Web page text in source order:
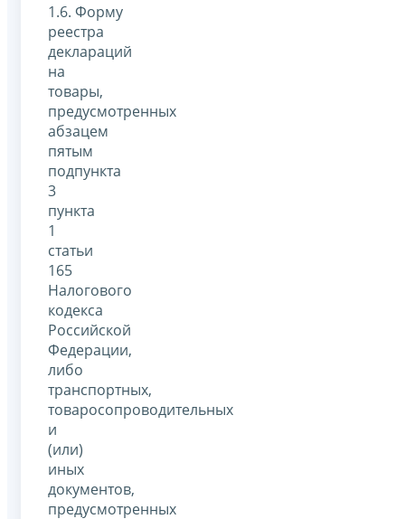
1.6. Форму
реестра
деклараций
на
товары,
предусмотренных
абзацем
пятым
подпункта
3
пункта
1
статьи
165
Налогового
кодекса
Российской
Федерации,
либо
транспортных,
товаросопроводительных
и
(или)
иных
документов,
предусмотренных